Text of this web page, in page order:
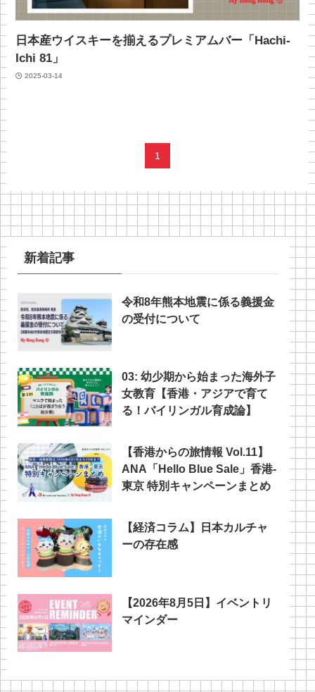
日本産ウイスキーを揃えるプレミアムバー「Hachi-
Ichi 81」
2025-03-14
1
新着記事
令和8年熊本地震に係る義援金
の受付について
03: 幼少期から始まった海外子
女教育【香港・アジアで育て
る！バイリンガル育成論】
【香港からの旅情報 Vol.11】
ANA「Hello Blue Sale」香港‐
東京 特別キャンペーンまとめ
【経済コラム】日本カルチャ
ーの存在感
【2026年8月5日】イベントリ
マインダー